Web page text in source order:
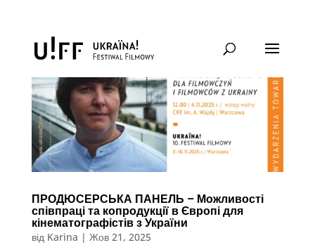
ПРОДЮСЕРСЬКА ПАНЕЛЬ – Можливості
співпраці та копродукції в Європі для
кінематографістів з України
від Karina | Жов 21, 2025